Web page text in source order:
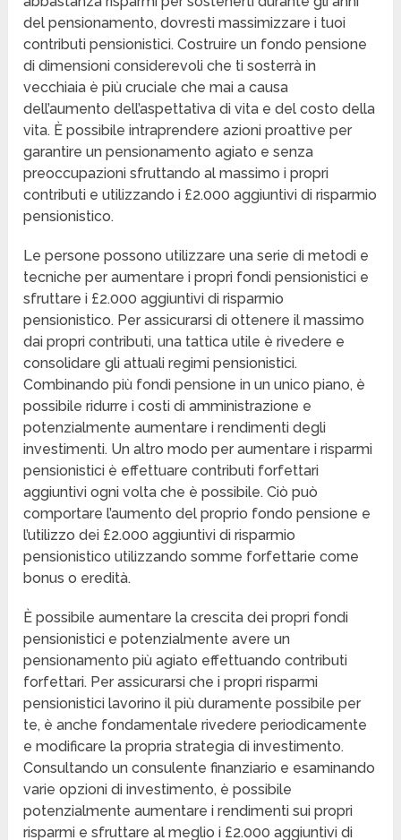
del pensionamento, dovresti massimizzare i tuoi
contributi pensionistici. Costruire un fondo pensione
di dimensioni considerevoli che ti sosterrà in
vecchiaia è più cruciale che mai a causa
dell’aumento dell’aspettativa di vita e del costo della
vita. È possibile intraprendere azioni proattive per
garantire un pensionamento agiato e senza
preoccupazioni sfruttando al massimo i propri
contributi e utilizzando i £2.000 aggiuntivi di risparmio
pensionistico.
Le persone possono utilizzare una serie di metodi e
tecniche per aumentare i propri fondi pensionistici e
sfruttare i £2.000 aggiuntivi di risparmio
pensionistico. Per assicurarsi di ottenere il massimo
dai propri contributi, una tattica utile è rivedere e
consolidare gli attuali regimi pensionistici.
Combinando più fondi pensione in un unico piano, è
possibile ridurre i costi di amministrazione e
potenzialmente aumentare i rendimenti degli
investimenti. Un altro modo per aumentare i risparmi
pensionistici è effettuare contributi forfettari
aggiuntivi ogni volta che è possibile. Ciò può
comportare l’aumento del proprio fondo pensione e
l’utilizzo dei £2.000 aggiuntivi di risparmio
pensionistico utilizzando somme forfettarie come
bonus o eredità.
È possibile aumentare la crescita dei propri fondi
pensionistici e potenzialmente avere un
pensionamento più agiato effettuando contributi
forfettari. Per assicurarsi che i propri risparmi
pensionistici lavorino il più duramente possibile per
te, è anche fondamentale rivedere periodicamente
e modificare la propria strategia di investimento.
Consultando un consulente finanziario e esaminando
varie opzioni di investimento, è possibile
potenzialmente aumentare i rendimenti sui propri
risparmi e sfruttare al meglio i £2.000 aggiuntivi di